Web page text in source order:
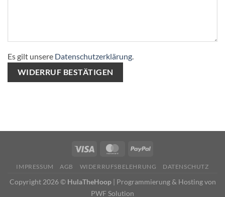
Es gilt unsere Datenschutzerklärung.
WIDERRUF BESTÄTIGEN
IMPRESSUM AGB WIDERRUFSBELEHRUNG DATENSCHUTZ
Copyright 2026 © HulaTheHoop| Programmierung & Hosting von
PWF Solution